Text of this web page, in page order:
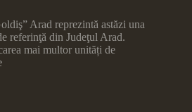
Arad reprezintă astăzi una
referinţă din Judeţul Arad.
mai multor unități de